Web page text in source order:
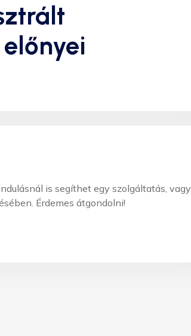
is segíthet egy szolgáltatás, vagy
Érdemes átgondolni!